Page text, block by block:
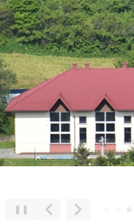
Poprzedni Element
Następny
❚❚